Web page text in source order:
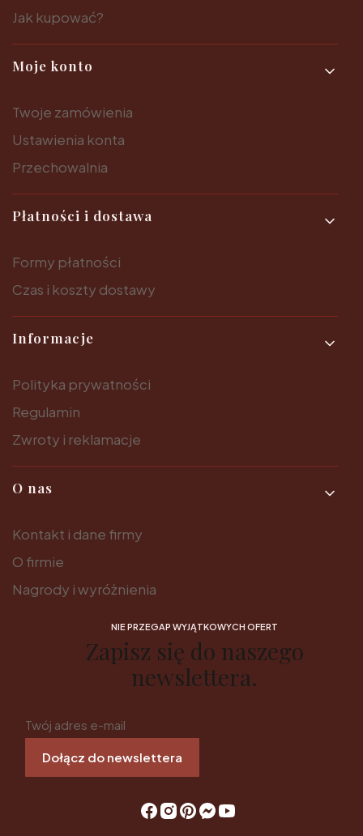
Jak kupować?
Moje konto
Twoje zamówienia
Ustawienia konta
Przechowalnia
Płatności i dostawa
Formy płatności
Czas i koszty dostawy
Informacje
Polityka prywatności
Regulamin
Zwroty i reklamacje
O nas
Kontakt i dane firmy
O firmie
Nagrody i wyróżnienia
NIE PRZEGAP WYJĄTKOWYCH OFERT
Zapisz się do naszego
newslettera.
Twój adres e-mail
Dołącz do newslettera